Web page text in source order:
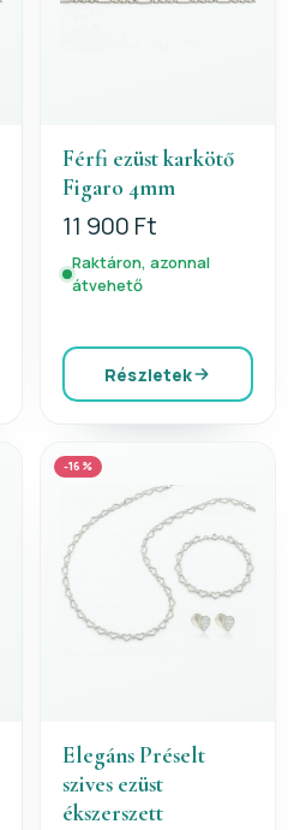
Férfi ezüst karkötő
Figaro 4mm
11 900 Ft
Raktáron, azonnal
átvehető
Részletek
-16%
Elegáns Préselt
szives ezüst
ékszerszett